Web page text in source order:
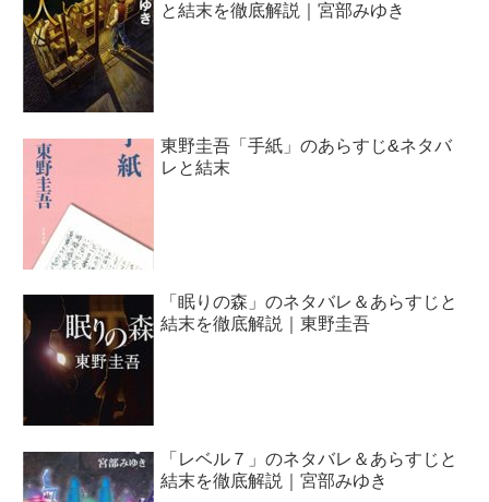
と結末を徹底解説｜宮部みゆき
東野圭吾「手紙」のあらすじ&ネタバ
レと結末
「眠りの森」のネタバレ＆あらすじと
結末を徹底解説｜東野圭吾
「レベル７」のネタバレ＆あらすじと
結末を徹底解説｜宮部みゆき